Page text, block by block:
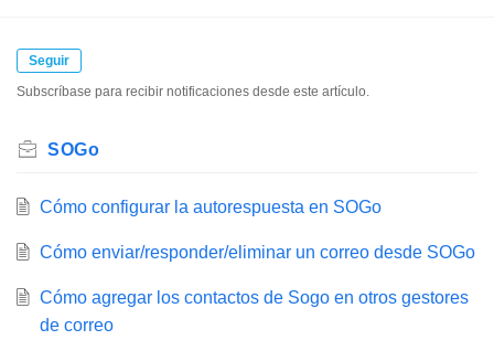
Seguir
Subscríbase para recibir notificaciones desde este artículo.
SOGo
Cómo configurar la autorespuesta en SOGo
Cómo enviar/responder/eliminar un correo desde SOGo
Cómo agregar los contactos de Sogo en otros gestores
de correo